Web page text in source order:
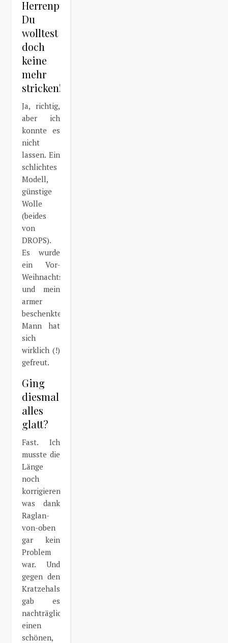
Herrenpullover?
Du
wolltest
doch
keine
mehr
stricken!
Ja, richtig,
aber ich
konnte es
nicht
lassen. Ein
schlichtes
Modell,
günstige
Wolle
(beides
von
DROPS).
Es wurde
ein Vor-
Weihnachtsgeschenk
und mein
armer
beschenkter
Mann hat
sich
wirklich (!)
gefreut.
Ging
diesmal
alles
glatt?
Fast. Ich
musste die
Länge
noch
korrigieren,
was dank
Raglan-
von-oben
gar kein
Problem
war. Und
gegen den
Kratzehals
gab es
nachträglich
einen
schönen,